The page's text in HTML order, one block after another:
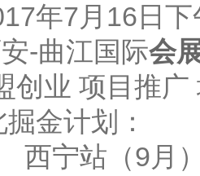
年7月16日
-曲江国际会
创业 项目推广
金计划：
西宁站（9月